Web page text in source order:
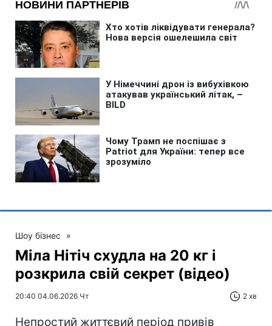
Шоу бізнес »
Міла Нітіч схудла на 20 кг і
розкрила свій секрет (відео)
20:40 04.06.2026 Чт 2 хв
Непростий життєвий період привів